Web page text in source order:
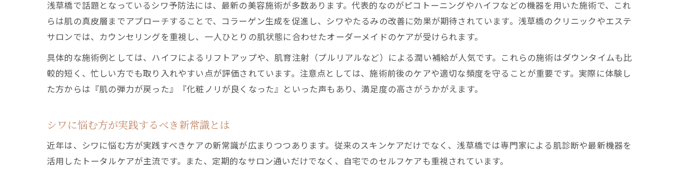
ピコトーニングとシワ予防の最新知識を解説
浅草橋で注目されるピコトーニングの効果とは
ピコトーニングを活かしたエイジングケア方法
シワケアに強いピコトーニング活用のコツ
皮膚科で学ぶシワ予防の専門的なアドバイス
シワ対策におすすめの皮膚科活用方法とは
浅草橋で話題となっているシワ予防法には、最新の美容施術が多数あります。代表的なのがピコトーニングやハイフなどの機器を用いた施術で、これ
らは肌の真皮層までアプローチすることで、コラーゲン生成を促進し、シワやたるみの改善に効果が期待されています。浅草橋のクリニックやエステ
サロンでは、カウンセリングを重視し、一人ひとりの肌状態に合わせたオーダーメイドのケアが受けられます。
具体的な施術例としては、ハイフによるリフトアップや、肌育注射（プルリアルなど）による潤い補給が人気です。これらの施術はダウンタイムも比
較的短く、忙しい方でも取り入れやすい点が評価されています。注意点としては、施術前後のケアや適切な頻度を守ることが重要です。実際に体験し
た方からは『肌の弾力が戻った』『化粧ノリが良くなった』といった声もあり、満足度の高さがうかがえます。
シワに悩む方が実践するべき新常識とは
近年は、シワに悩む方が実践すべきケアの新常識が広まりつつあります。従来のスキンケアだけでなく、浅草橋では専門家による肌診断や最新機器を
活用したトータルケアが主流です。また、定期的なサロン通いだけでなく、自宅でのセルフケアも重視されています。